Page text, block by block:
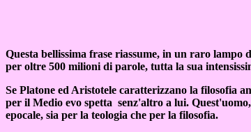
Questa bellissima frase riassume, in un raro lampo
per oltre 500 milioni di parole, tutta la sua
Se Platone ed Aristotele caratterizzano la filosofia
per il Medio evo spetta senz'altro a lui.
epocale, sia per la teologia che per la filosofia.